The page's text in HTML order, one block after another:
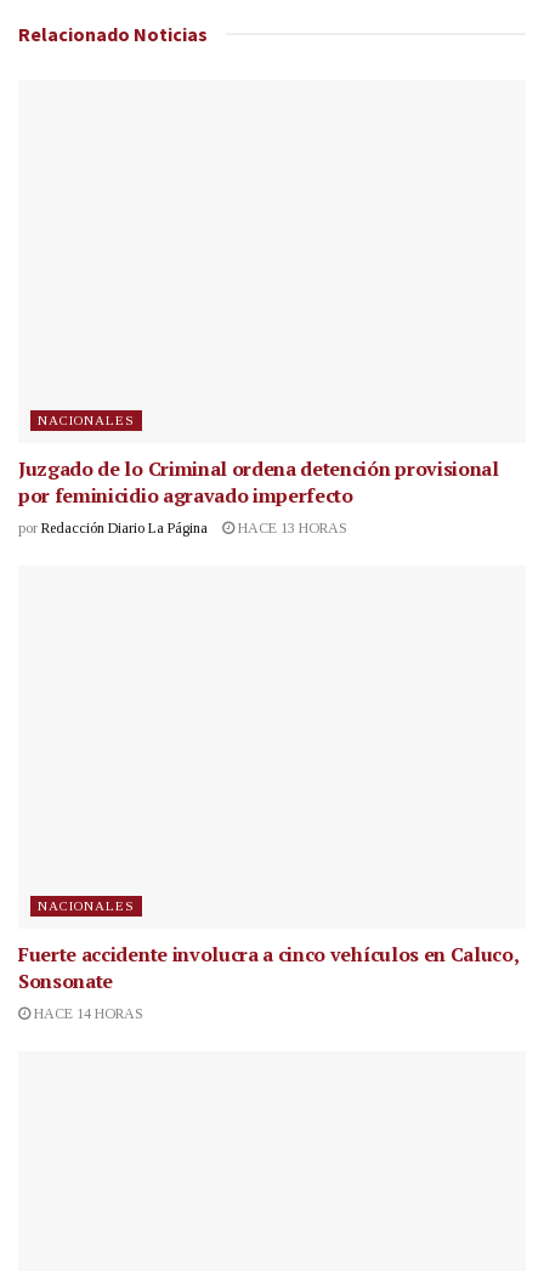
Relacionado Noticias
NACIONALES
Juzgado de lo Criminal ordena detención provisional
por feminicidio agravado imperfecto
por Redacción Diario La Página HACE 13 HORAS
NACIONALES
Fuerte accidente involucra a cinco vehículos en Caluco,
Sonsonate
HACE 14 HORAS